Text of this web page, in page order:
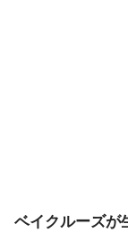
ベイクルーズが